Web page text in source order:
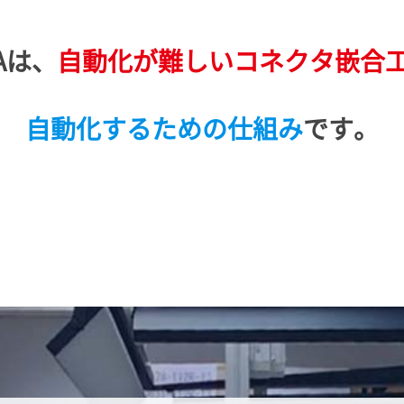
、 自動化が難しいコネクタ嵌合
自動化するための仕組みです。